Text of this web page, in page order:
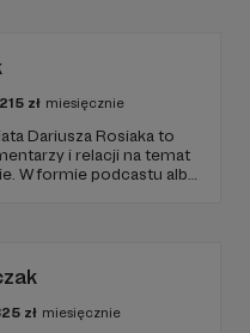
zł miesięcznie
Dariusza Rosiaka to
i relacji na temat
W formie podcastu albo
zł miesięcznie